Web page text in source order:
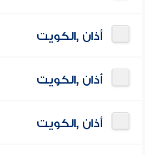
أذان ,الكويت
أذان ,الكويت
أذان ,الكويت